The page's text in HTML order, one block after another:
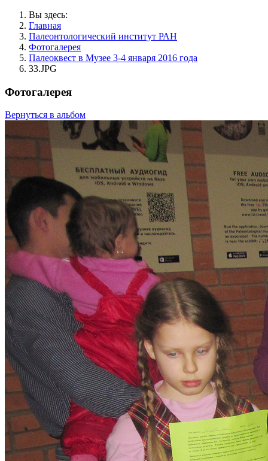
Вы здесь:
Главная
Палеонтологический институт РАН
Фотогалерея
Палеоквест в Музее 3-4 января 2016 года
33.JPG
Фотогалерея
Вернуться в альбом